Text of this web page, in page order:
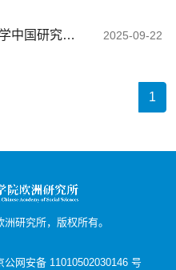
中国研究中
2025-09-22
1
研究所，版权所有。
公网安备 11010502030146 号